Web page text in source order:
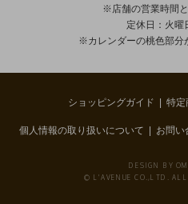
※店舗の営業時間と
定休日：火曜
※カレンダーの桃色部分
ショッピングガイド 特定
個人情報の取り扱いについて お問い
DESIGN BY
© L'AVENUE CO.,LTD. ALL